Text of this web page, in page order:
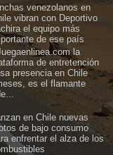
venezolanos en
vibran con Deportivo
el equipo más
de ese país
la
de entretención
presencia en Chile
es el flamante
en Chile nuevas
de bajo consumo
enfrentar el alza de los